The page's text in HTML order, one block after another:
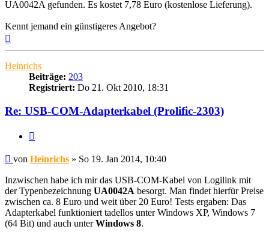
UA0042A gefunden. Es kostet 7,78 Euro (kostenlose Lieferung).
Kennt jemand ein günstigeres Angebot?
Heinrichs
Beiträge: 203
Registriert: Do 21. Okt 2010, 18:31
Re: USB-COM-Adapterkabel (Prolific-2303)
Beitrag
von Heinrichs » So 19. Jan 2014, 10:40
Inzwischen habe ich mir das USB-COM-Kabel von Logilink mit
der Typenbezeichnung UA0042A besorgt. Man findet hierfür Preise
zwischen ca. 8 Euro und weit über 20 Euro! Tests ergaben: Das
Adapterkabel funktioniert tadellos unter Windows XP, Windows 7
(64 Bit) und auch unterWindows 8.